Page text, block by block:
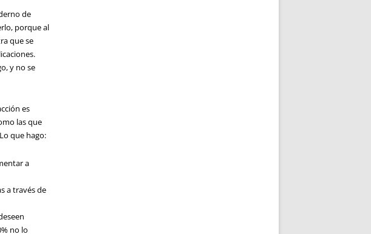
de
porque al
que se
y no se
es
las que
que hago:
a
a través de
no lo